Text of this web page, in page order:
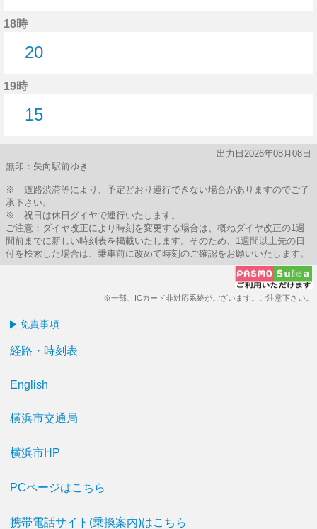
18時
20
19時
15
出力日2026年08月08日
無印：矢向駅前ゆき
※ 道路渋滞等により、予定どおり運行できない場合がありますのでご了
承下さい。
※ 祝日は休日ダイヤで運行いたします。
ご注意：ダイヤ改正により時刻を変更する場合は、概ねダイヤ改正の1週
間前までに新しい時刻表を掲載いたします。そのため、1週間以上先の日
付を検索した場合は、乗車前に改めて時刻のご確認をお願いいたします。
※一部、ICカード非対応系統がございます。ご注意下さい。
免責事項
経路・時刻表
English
横浜市交通局
横浜市HP
PCページはこちら
携帯電話サイト(乗換案内)はこちら